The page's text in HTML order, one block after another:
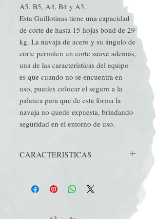
A5, B5, A4, B4 y A3.
Esta Guillotinas tiene una capacidad
de corte de hasta 15 hojas bond de 29
kg. La navaja de acero y su ángulo de
corte permiten un corte suave además,
una de las características del equipo
es que cuando no se encuentra en
uso, puedes colocar el seguro a la
palanca para que de esta forma la
navaja no quede expuesta, brindando
seguridad en el entorno de uso.
CARACTERISTICAS
para obtener un corte preciso en las hojas
en cada ocasión.
Borde convexo para un corte más eficiente